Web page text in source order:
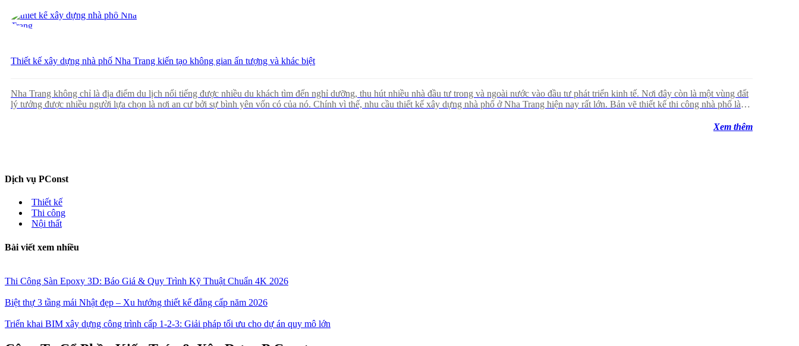
Thiết kế xây dựng nhà phố Nha Trang kiến tạo không gian ấn tượng và khác biệt
Nha Trang không chỉ là địa điểm du lịch nổi tiếng được nhiều du khách tìm đến nghỉ dưỡng, thu hút nhiều nhà đầu tư trong và ngoài nước vào đầu tư phát triển kinh tế. Nơi đây còn là một vùng đất
lý tưởng được nhiều người lựa chọn là nơi an cư bởi sự bình yên vốn có của nó. Chính vì thế, nhu cầu thiết kế xây dựng nhà phố ở Nha Trang hiện nay rất lớn. Bản vẽ thiết kế thi công nhà phố là
Xem thêm
Dịch vụ PConst
Thiết kế
Thi công
Nội thất
Bài viết xem nhiều
Thi Công Sàn Epoxy 3D: Báo Giá & Quy Trình Kỹ Thuật Chuẩn 4K 2026
Biệt thự 3 tầng mái Nhật đẹp – Xu hướng thiết kế đẳng cấp năm 2026
Triển khai BIM xây dựng công trình cấp 1-2-3: Giải pháp tối ưu cho dự án quy mô lớn